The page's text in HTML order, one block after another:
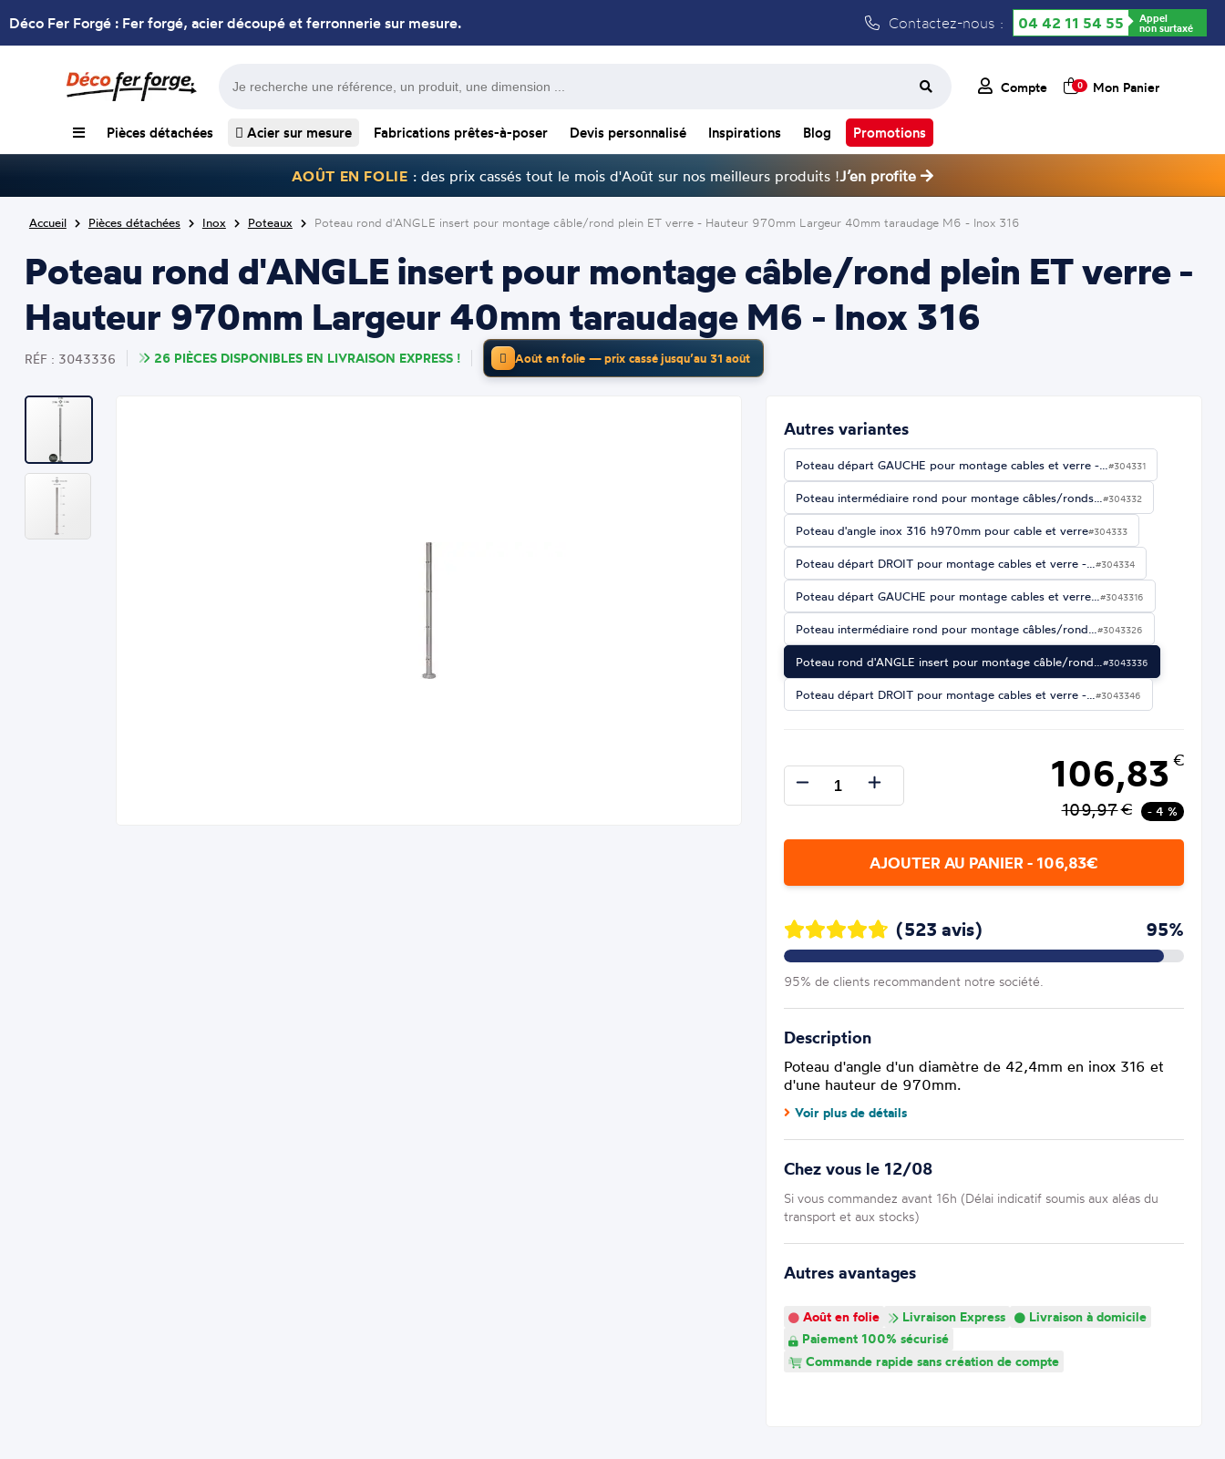
Déco Fer Forgé : Fer forgé, acier découpé et ferronnerie sur mesure. Contactez-nous : 04 42 11 54 55 Appel
non surtaxé
Compte 0 Mon Panier
Pièces détachées Acier sur mesure Fabrications prêtes-à-poser Devis personnalisé Inspirations Blog Promotions
AOÛT EN FOLIE : des prix cassés tout le mois d'Août sur nos meilleurs produits !J’en profite
Accueil Pièces détachées Inox Poteaux Poteau rond d'ANGLE insert pour montage câble/rond plein ET verre - Hauteur 970mm Largeur 40mm taraudage M6 - Inox 316
Poteau rond d'ANGLE insert pour montage câble/rond plein ET verre -
Hauteur 970mm Largeur 40mm taraudage M6 - Inox 316
RÉF : 3043336 26 PIÈCES DISPONIBLES EN LIVRAISON EXPRESS ! Août en folie — prix cassé jusqu’au 31 août
Autres variantes
Poteau départ GAUCHE pour montage cables et verre -… #304331
Poteau intermédiaire rond pour montage câbles/ronds… #304332
Poteau d'angle inox 316 h970mm pour cable et verre#304333
Poteau départ DROIT pour montage cables et verre -… #304334
Poteau départ GAUCHE pour montage cables et verre… #3043316
Poteau intermédiaire rond pour montage câbles/rond… #3043326
Poteau rond d'ANGLE insert pour montage câble/rond… #3043336
Poteau départ DROIT pour montage cables et verre -… #3043346
106,83 €
109,97€ - 4 %
AJOUTER AU PANIER - 106,83€
(523 avis) 95%
95% de clients recommandent notre société.
Description
Poteau d'angle d'un diamètre de 42,4mm en inox 316 et
d'une hauteur de 970mm.
Voir plus de détails
Chez vous le 12/08
Si vous commandez avant 16h (Délai indicatif soumis aux aléas du
transport et aux stocks)
Autres avantages
Août en folie Livraison Express
Livraison à domicile
Paiement 100% sécurisé
Commande rapide sans création de compte